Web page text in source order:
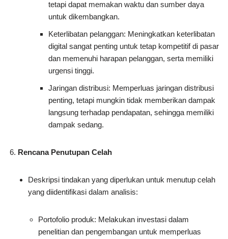
tetapi dapat memakan waktu dan sumber daya
untuk dikembangkan.
Keterlibatan pelanggan: Meningkatkan keterlibatan
digital sangat penting untuk tetap kompetitif di pasar
dan memenuhi harapan pelanggan, serta memiliki
urgensi tinggi.
Jaringan distribusi: Memperluas jaringan distribusi
penting, tetapi mungkin tidak memberikan dampak
langsung terhadap pendapatan, sehingga memiliki
dampak sedang.
Rencana Penutupan Celah
Deskripsi tindakan yang diperlukan untuk menutup celah
yang diidentifikasi dalam analisis:
Portofolio produk: Melakukan investasi dalam
penelitian dan pengembangan untuk memperluas